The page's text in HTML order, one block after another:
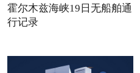
霍尔木兹海峡19日无船舶通
行记录